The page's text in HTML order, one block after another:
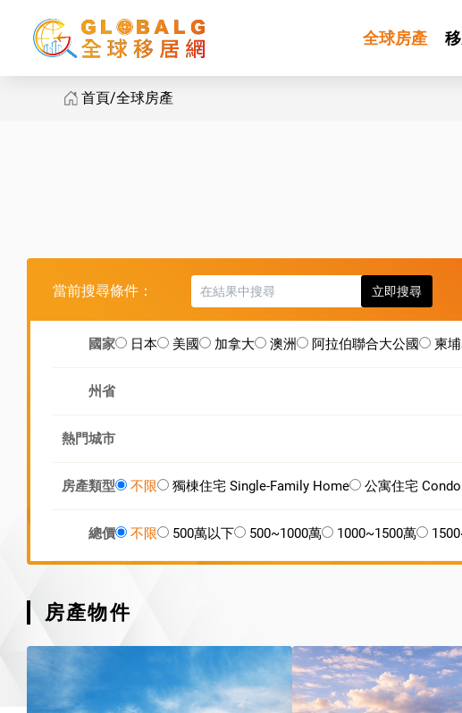
全球房產
首頁 全球房產
當前搜尋條件： 立即搜尋
國家 日本 美國 加拿大 澳洲 阿拉伯聯合大公國 柬
州省
熱門城市
房產類型 不限 獨棟住宅 Single-Family Home 公寓住宅
總價 不限 500萬以下 500~1000萬 1000~1500萬
房產物件